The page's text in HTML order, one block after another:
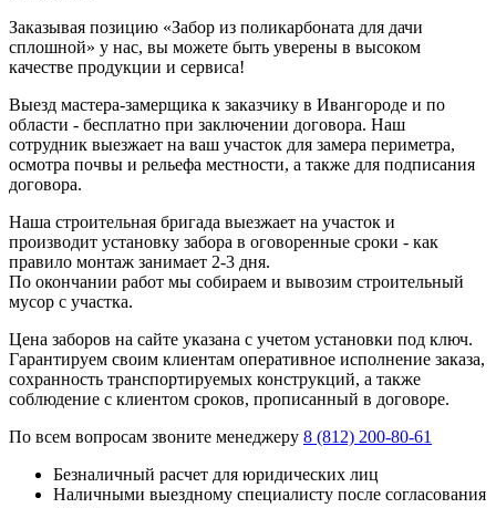
Заказывая позицию «Забор из поликарбоната для дачи
сплошной» у нас, вы можете быть уверены в высоком
качестве продукции и сервиса!
Выезд мастера-замерщика к заказчику в Ивангороде и по
области - бесплатно при заключении договора. Наш
сотрудник выезжает на ваш участок для замера периметра,
осмотра почвы и рельефа местности, а также для подписания
договора.
Наша строительная бригада выезжает на участок и
производит установку забора в оговоренные сроки - как
правило монтаж занимает 2-3 дня.
По окончании работ мы собираем и вывозим строительный
мусор с участка.
Цена заборов на сайте указана с учетом установки под ключ.
Гарантируем своим клиентам оперативное исполнение заказа,
сохранность транспортируемых конструкций, а также
соблюдение с клиентом сроков, прописанный в договоре.
По всем вопросам звоните менеджеру 8 (812) 200-80-61
Безналичный расчет для юридических лиц
Наличными выездному специалисту после согласования